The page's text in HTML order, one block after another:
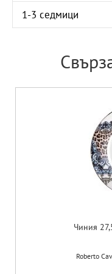
1-3 седмици
Чиния
Roberto